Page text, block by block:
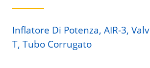
Inflatore Di Potenza, AIR-3,
T, Tubo Corrugato